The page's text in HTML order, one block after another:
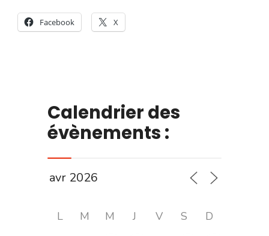
Facebook X
Calendrier des
évènements :
L M M J V S D